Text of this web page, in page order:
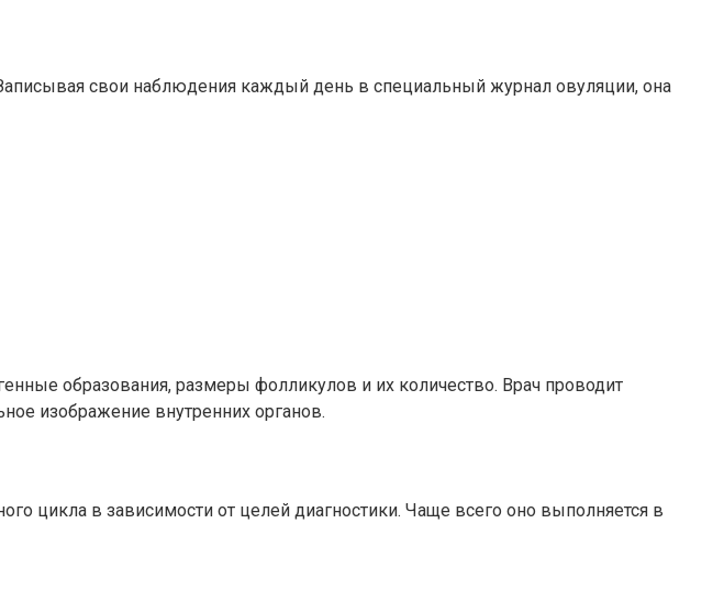
свои наблюдения каждый день в специальный журнал овуляции, она
образования, размеры фолликулов и их количество. Врач проводит
изображение внутренних органов.
цикла в зависимости от целей диагностики. Чаще всего оно выполняется в